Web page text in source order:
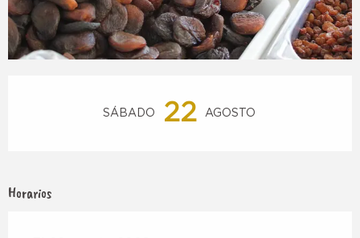
SÁBADO 22 AGOSTO
Horarios